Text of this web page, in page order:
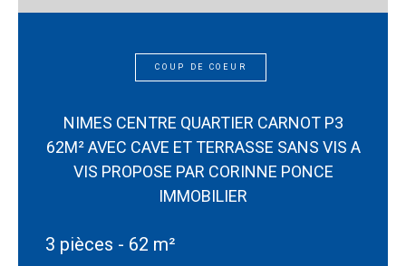
COUP DE COEUR
NIMES CENTRE QUARTIER CARNOT P3
62M² AVEC CAVE ET TERRASSE SANS VIS A
VIS PROPOSE PAR CORINNE PONCE
IMMOBILIER
3 pièces - 62 m²